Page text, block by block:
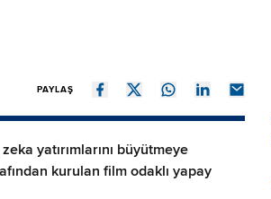
PAYLAŞ
yatırımlarını büyütmeye
kurulan film odaklı yapay